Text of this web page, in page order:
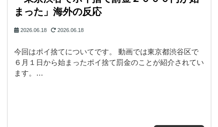
まった」海外の反応
2026.06.18 2026.06.18
今回はポイ捨てについてです。 動画では東京都渋谷区で
６月１日から始まったポイ捨て罰金のことが紹介されてい
ます。…